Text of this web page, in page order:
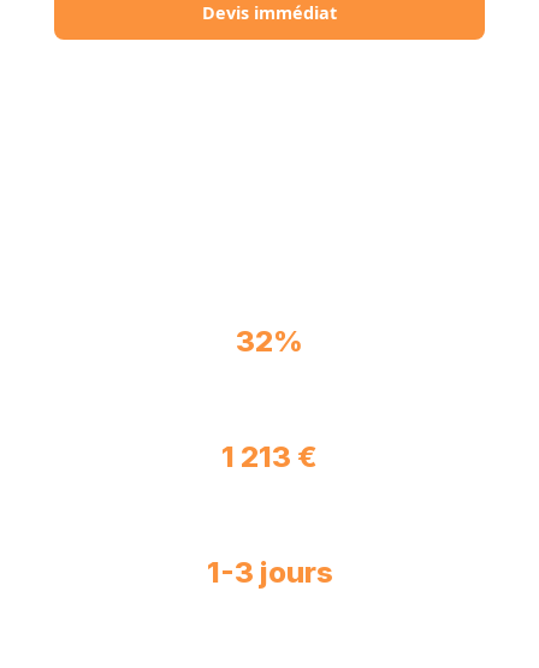
Devis immédiat
32%
1 213 €
1-3 jours